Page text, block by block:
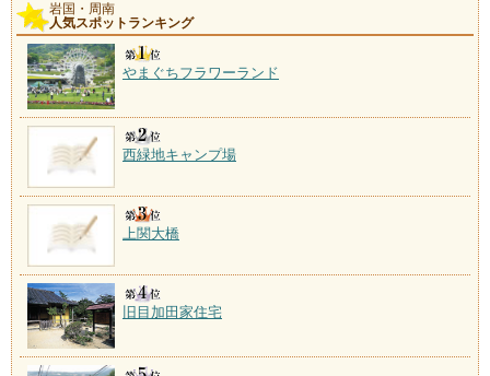
岩国・周南
人気スポットランキング
やまぐちフラワーランド
西緑地キャンプ場
上関大橋
旧目加田家住宅